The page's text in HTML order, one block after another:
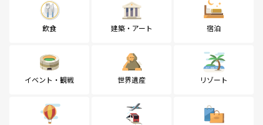
飲食 建築・アート 宿泊
イベント・観戦 世界遺産 リゾート